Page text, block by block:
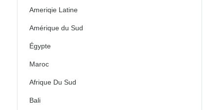
Ameriqie Latine
Amérique du Sud
Égypte
Maroc
Afrique Du Sud
Bali